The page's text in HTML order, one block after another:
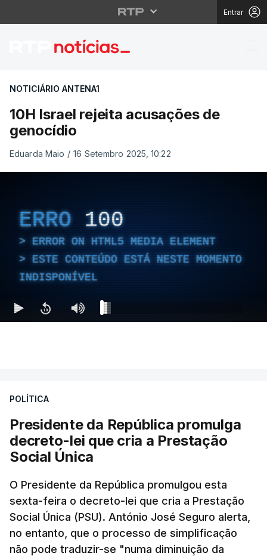
Entrar
10H Israel rejeita
NOTICIÁRIO ANTENA1
10H Israel rejeita acusações de
genocídio
Eduarda Maio / 16 Setembro 2025, 10:22
ERRO 100
ERROR ON HTML5 MEDIA ELEMENT
ESTE CONTEÚDO ESTÁ NESTE MOMENTO
INDISPONÍVEL
POLÍTICA
Presidente da República promulga
decreto-lei que cria a Prestação
Social Única
O Presidente da República promulgou esta
sexta-feira o decreto-lei que cria a Prestação
Social Única (PSU). António José Seguro alerta,
no entanto, que o processo de simplificação
não pode traduzir-se "numa diminuição da